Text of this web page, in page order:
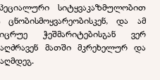
სიტყვაკაზმულობით
და ამ
ჭეშმარიტებისგან ვერ
მათში მკრეხელურ და